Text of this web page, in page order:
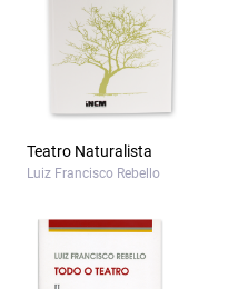
Teatro Naturalista
Luiz Francisco Rebello